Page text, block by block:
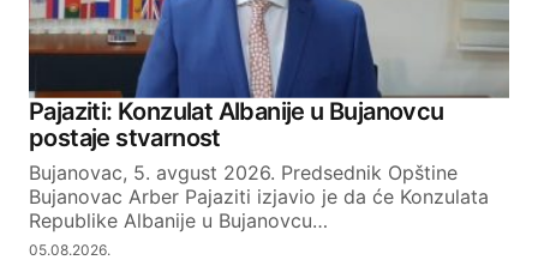
Pajaziti: Konzulat Albanije u Bujanovcu
postaje stvarnost
Bujanovac, 5. avgust 2026. Predsednik Opštine
Bujanovac Arber Pajaziti izjavio je da će Konzulata
Republike Albanije u Bujanovcu…
05.08.2026.